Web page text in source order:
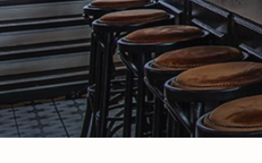
Tafellampen
Slaapkamerlampen
Meer
LED lichtbronnen
Eetkamerstoelen